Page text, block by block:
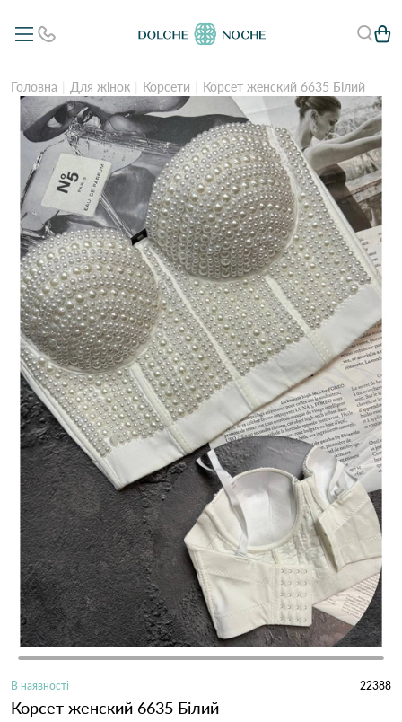
Головна Для жінок Корсети Корсет женский 6635 Білий
В наявності 22388
Корсет женский 6635 Білий